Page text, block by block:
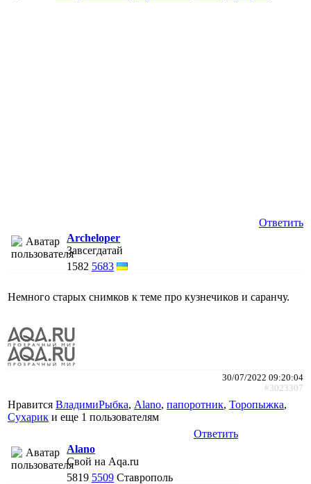
Ответить
Archeloper
Завсегдатай
1582 5683
Немного старых снимков к теме про кузнечиков и саранчу.
30/07/2022 09:20:04
#3023307
Нравится ВладимиРыбка, Alano, папоротник, Торопыжка,
Сухарик и еще 1 пользователям
Ответить
Alano
Свой на Aqa.ru
5819 5509 Ставрополь